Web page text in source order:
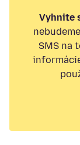
Vyhnite
SMS na